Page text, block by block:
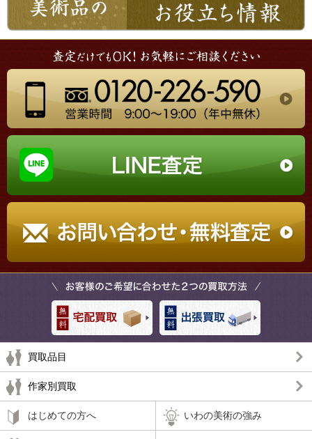
買取品目
作家別買取
はじめての方へ いわの美術の強み